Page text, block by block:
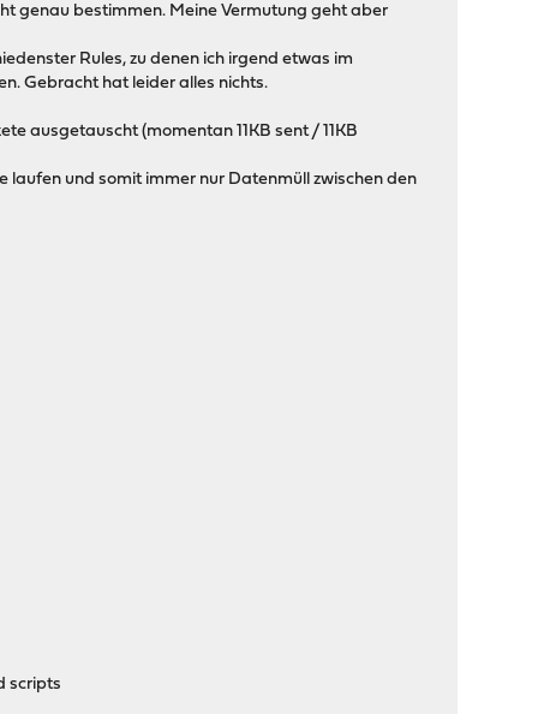
genau bestimmen. Meine Vermutung geht aber
Rules, zu denen ich irgend etwas im
Gebracht hat leider alles nichts.
ausgetauscht (momentan 11KB sent / 11KB
laufen und somit immer nur Datenmüll zwischen den
scripts